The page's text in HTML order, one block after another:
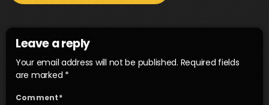
Leave a reply
Your email address will not be published. Required fields
are marked *
Comment*